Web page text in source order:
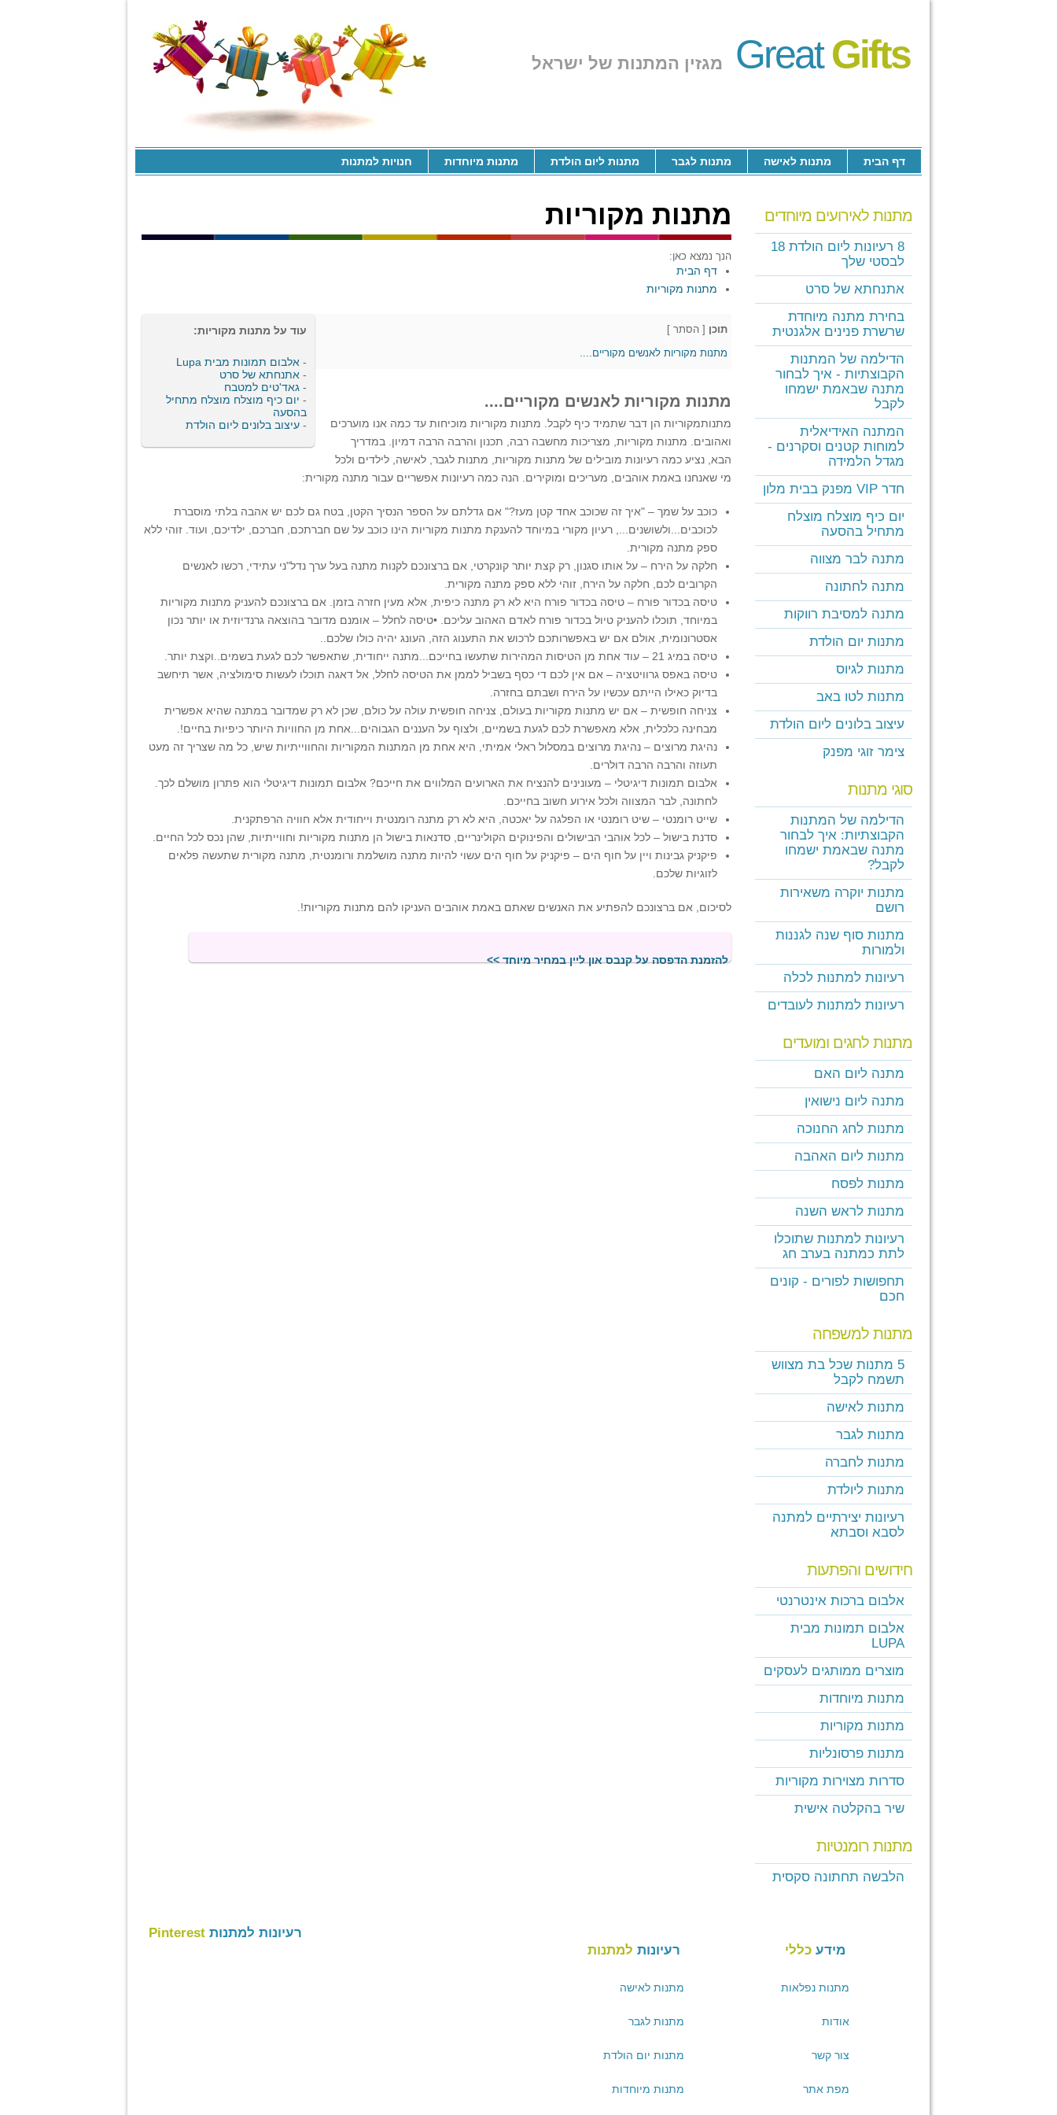
GreatGifts מגזין המתנות של ישראל
דף הבית מתנות לאישה מתנות לגבר מתנות ליום הולדת מתנות מיוחדות חנויות למתנות
מתנות מקוריות
הנך נמצא כאן:
דף הבית
מתנות מקוריות
עוד על מתנות מקוריות:
- אלבום תמונות מבית Lupa
- אתנחתא של סרט
- גאד'טים למטבח
- יום כיף מוצלח מוצלח מתחיל
בהסעה
- עיצוב בלונים ליום הולדת
תוכן [ הסתר ]
מתנות מקוריות לאנשים מקוריים....
מתנות מקוריות לאנשים מקוריים....
מתנותמקוריות הן דבר שתמיד כיף לקבל. מתנות מקוריות מוכיחות עד כמה אנו מוערכים
ואהובים. מתנות מקוריות, מצריכות מחשבה רבה, תכנון והרבה הרבה דמיון. במדריך
הבא, נציע כמה רעיונות מובילים של מתנות מקוריות, מתנות לגבר, לאישה, לילדים ולכל
מי שאנחנו באמת אוהבים, מעריכים ומוקירים. הנה כמה רעיונות אפשריים עבור מתנה מקורית:
כוכב על שמך – "איך זה שכוכב אחד קטן מעז?" אם גדלתם על הספר הנסיך הקטן, בטח גם לכם יש אהבה בלתי מוסברת
לכוכבים...ולשושנים..., רעיון מקורי במיוחד להענקת מתנות מקוריות הינו כוכב על שם חברתכם, חברכם, ילדיכם, ועוד. זוהי ללא
ספק מתנה מקורית.
חלקה על הירח – על אותו סגנון, רק קצת יותר קונקרטי, אם ברצונכם לקנות מתנה בעל ערך נדל"ני עתידי, רכשו לאנשים
הקרובים לכם, חלקה על הירח, זוהי ללא ספק מתנה מקורית.
טיסה בכדור פורח – טיסה בכדור פורח היא לא רק מתנה כיפית, אלא מעין חזרה בזמן. אם ברצונכם להעניק מתנות מקוריות
במיוחד, תוכלו להעניק טיול בכדור פורח לאדם האהוב עליכם. •טיסה לחלל – אומנם מדובר בהוצאה גרנדיוזית או יותר נכון
אסטרונומית, אולם אם יש באפשרותכם לרכוש את התענוג הזה, העונג יהיה כולו שלכם..
טיסה במיג 21 – עוד אחת מן הטיסות המהירות שתעשו בחייכם...מתנה ייחודית, שתאפשר לכם לגעת בשמים..וקצת יותר.
טיסה באפס גרוויטציה – אם אין לכם די כסף בשביל לממן את הטיסה לחלל, אל דאגה תוכלו לעשות סימולציה, אשר תיחשב
בדיוק כאילו הייתם עכשיו על הירח ושבתם בחזרה.
צניחה חופשית – אם יש מתנות מקוריות בעולם, צניחה חופשית עולה על כולם, שכן לא רק שמדובר במתנה שהיא אפשרית
מבחינה כלכלית, אלא מאפשרת לכם לגעת בשמיים, ולצוף על העננים הגבוהים...אחת מן החוויות היותר כיפיות בחיים!.
נהיגת מרוצים – נהיגת מרוצים במסלול ראלי אמיתי, היא אחת מן המתנות המקוריות והחווייתיות שיש, כל מה שצריך זה מעט
תעוזה והרבה הרבה דולרים.
אלבום תמונות דיגיטלי – מעונינים להנציח את הארועים המלווים את חייכם? אלבום תמונות דיגיטלי הוא פתרון מושלם לכך.
לחתונה, לבר המצווה ולכל אירוע חשוב בחייכם.
שייט רומנטי – שיט רומנטי או הפלגה על יאכטה, היא לא רק מתנה רומנטית וייחודית אלא חוויה הרפתקנית.
סדנת בישול – לכל אוהבי הבישולים והפינוקים הקולינריים, סדנאות בישול הן מתנות מקוריות וחווייתיות, שהן נכס לכל החיים.
פיקניק גבינות ויין על חוף הים – פיקניק על חוף הים עשוי להיות מתנה מושלמת ורומנטית, מתנה מקורית שתעשה פלאים
לזוגיות שלכם.
לסיכום, אם ברצונכם להפתיע את האנשים שאתם באמת אוהבים העניקו להם מתנות מקוריות!.
להזמנת הדפסה על קנבס און ליין במחיר מיוחד >>
מתנות לאירועים מיוחדים
8 רעיונות ליום הולדת 18
לבסטי שלך
אתנחתא של סרט
בחירת מתנה מיוחדת
שרשרת פנינים אלגנטית
הדילמה של המתנות
הקבוצתיות - איך לבחור
מתנה שבאמת ישמחו
לקבל
המתנה האידיאלית
למוחות קטנים וסקרנים -
מגדל הלמידה
חדר VIP מפנק בבית מלון
יום כיף מוצלח מוצלח
מתחיל בהסעה
מתנה לבר מצווה
מתנה לחתונה
מתנה למסיבת רווקות
מתנות יום הולדת
מתנות לגיוס
מתנות לטו באב
עיצוב בלונים ליום הולדת
צימר זוגי מפנק
סוגי מתנות
הדילמה של המתנות
הקבוצתיות: איך לבחור
מתנה שבאמת ישמחו
לקבל?
מתנות יוקרה משאירות
רושם
מתנות סוף שנה לגננות
ולמורות
רעיונות למתנות לכלה
רעיונות למתנות לעובדים
מתנות לחגים ומועדים
מתנה ליום האם
מתנה ליום נישואין
מתנות לחג החנוכה
מתנות ליום האהבה
מתנות לפסח
מתנות לראש השנה
רעיונות למתנות שתוכלו
לתת כמתנה בערב חג
תחפושות לפורים - קונים
חכם
מתנות למשפחה
5 מתנות שכל בת מצווש
תשמח לקבל
מתנות לאישה
מתנות לגבר
מתנות לחברה
מתנות ליולדת
רעיונות יצירתיים למתנה
לסבא וסבתא
חידושים והפתעות
אלבום ברכות אינטרנטי
אלבום תמונות מבית
LUPA
מוצרים ממותגים לעסקים
מתנות מיוחדות
מתנות מקוריות
מתנות פרסונליות
סדרות מצוירות מקוריות
שיר בהקלטה אישית
מתנות רומנטיות
הלבשה תחתונה סקסית
מידע כללי
מתנות נפלאות
אודות
צור קשר
מפת אתר
רעיונות למתנות
מתנות לאישה
מתנות לגבר
מתנות יום הולדת
מתנות מיוחדות
רעיונות למתנות